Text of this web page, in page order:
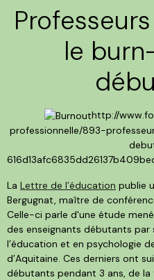
le
http://
professionnelle/893-
La Lettre de l’éducation publie
Bergugnat, maître de
Celle-ci parle d'une étude
des enseignants débutants par
l’éducation et en psychologie
d’Aquitaine. Ces derniers ont
débutants pendant 3 ans, de la